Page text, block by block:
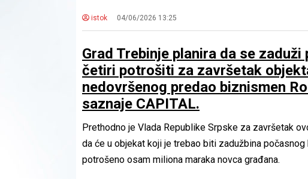
istok 04/06/2026 13:25
Grad Trebinje planira da se
četiri potrošiti za završetak
nedovršenog predao biznismen
saznaje CAPITAL.
Prethodno je Vlada Republike Srpske za završetak
da će u objekat koji je trebao biti zadužbina
potrošeno osam miliona maraka novca građana.